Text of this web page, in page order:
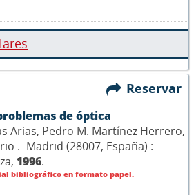
Reservar
de óptica
Arias, Pedro M. Martínez Herrero,
.- Madrid (28007, España) :
1996.
bibliográfico en formato papel.